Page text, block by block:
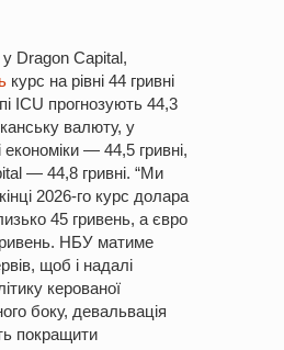
Dragon Capital,
курс на рівні 44 гривні
ICU прогнозують 44,3
валюту, у
економіки — 44,5 гривні,
— 44,8 гривні. “Ми
2026-го курс долара
45 гривень, а євро
НБУ матиме
щоб і надалі
керованої
боку, девальвація
покращити